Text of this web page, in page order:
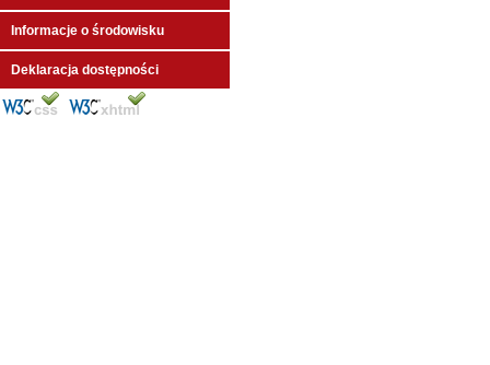
Informacje o środowisku
Deklaracja dostępności